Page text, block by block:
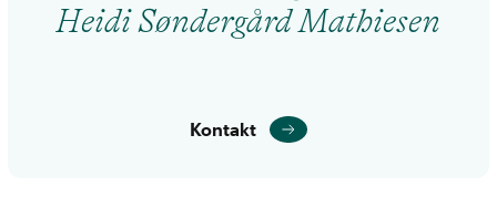
Heidi Søndergård Mathiesen
Kontakt